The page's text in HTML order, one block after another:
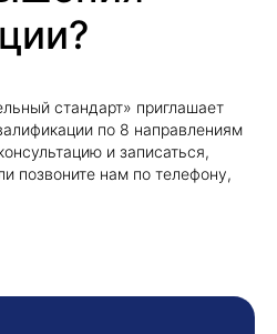
стандарт» приглашает
по 8 направлениям
и записаться,
позвоните нам по телефону,